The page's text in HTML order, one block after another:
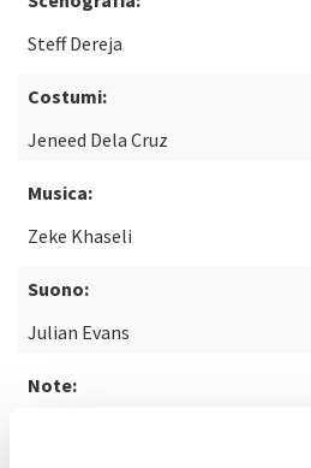
Steff Dereja
Costumi:
Jeneed Dela Cruz
Musica:
Zeke Khaseli
Suono:
Julian Evans
Note: